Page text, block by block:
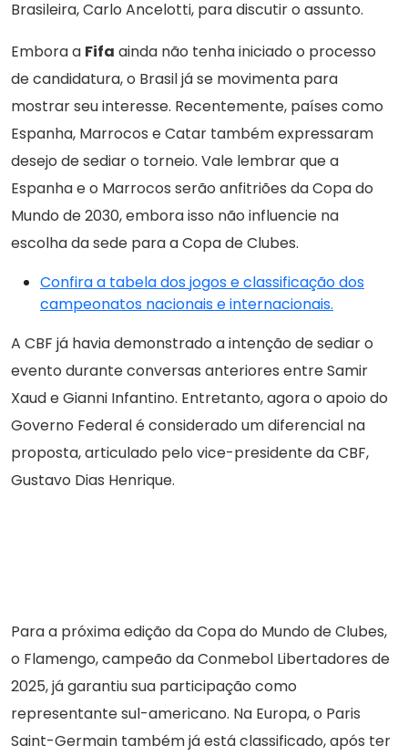
Brasileira, Carlo Ancelotti, para discutir o assunto.
Embora a Fifa ainda não tenha iniciado o processo
de candidatura, o Brasil já se movimenta para
mostrar seu interesse. Recentemente, países como
Espanha, Marrocos e Catar também expressaram
desejo de sediar o torneio. Vale lembrar que a
Espanha e o Marrocos serão anfitriões da Copa do
Mundo de 2030, embora isso não influencie na
escolha da sede para a Copa de Clubes.
Confira a tabela dos jogos e classificação dos
campeonatos nacionais e internacionais.
A CBF já havia demonstrado a intenção de sediar o
evento durante conversas anteriores entre Samir
Xaud e Gianni Infantino. Entretanto, agora o apoio do
Governo Federal é considerado um diferencial na
proposta, articulado pelo vice-presidente da CBF,
Gustavo Dias Henrique.
Para a próxima edição da Copa do Mundo de Clubes,
o Flamengo, campeão da Conmebol Libertadores de
2025, já garantiu sua participação como
representante sul-americano. Na Europa, o Paris
Saint-Germain também já está classificado, após ter